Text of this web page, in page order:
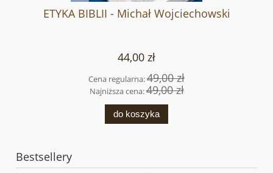
ETYKA BIBLII - Michał Wojciechowski
44,00 zł
Cena regularna:49,00 zł
Najniższa cena:49,00 zł
do koszyka
Bestsellery